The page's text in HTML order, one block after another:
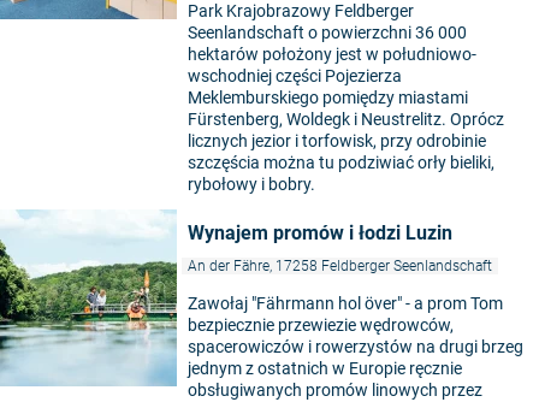
Park Krajobrazowy Feldberger
Seenlandschaft o powierzchni 36 000
hektarów położony jest w południowo-
wschodniej części Pojezierza
Meklemburskiego pomiędzy miastami
Fürstenberg, Woldegk i Neustrelitz. Oprócz
licznych jezior i torfowisk, przy odrobinie
szczęścia można tu podziwiać orły bieliki,
rybołowy i bobry.
Wynajem promów i łodzi Luzin
An der Fähre, 17258 Feldberger Seenlandschaft
Zawołaj "Fährmann hol över" - a prom Tom
bezpiecznie przewiezie wędrowców,
spacerowiczów i rowerzystów na drugi brzeg
jednym z ostatnich w Europie ręcznie
obsługiwanych promów linowych przez